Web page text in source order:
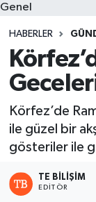
Genel
HABERLER
Körfez’de
ile güzel bir
gösteriler ile
TE BILIŞIM
EDITÖR